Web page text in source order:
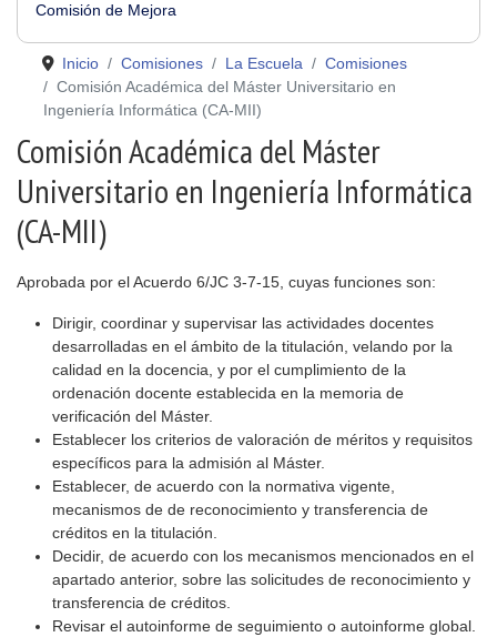
Comisión de Mejora
Inicio Comisiones La Escuela
Comisiones
Comisión Académica del Máster Universitario en
Ingeniería Informática (CA-MII)
Comisión Académica del Máster
Universitario en Ingeniería Informática
(CA-MII)
Aprobada por el Acuerdo 6/JC 3-7-15, cuyas funciones son:
Dirigir, coordinar y supervisar las actividades docentes
desarrolladas en el ámbito de la titulación, velando por la
calidad en la docencia, y por el cumplimiento de la
ordenación docente establecida en la memoria de
verificación del Máster.
Establecer los criterios de valoración de méritos y requisitos
específicos para la admisión al Máster.
Establecer, de acuerdo con la normativa vigente,
mecanismos de de reconocimiento y transferencia de
créditos en la titulación.
Decidir, de acuerdo con los mecanismos mencionados en el
apartado anterior, sobre las solicitudes de reconocimiento y
transferencia de créditos.
Revisar el autoinforme de seguimiento o autoinforme global.